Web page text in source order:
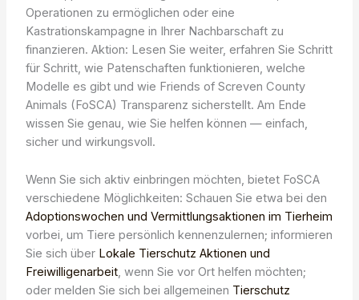
Operationen zu ermöglichen oder eine
Kastrationskampagne in Ihrer Nachbarschaft zu
finanzieren. Aktion: Lesen Sie weiter, erfahren Sie Schritt
für Schritt, wie Patenschaften funktionieren, welche
Modelle es gibt und wie Friends of Screven County
Animals (FoSCA) Transparenz sicherstellt. Am Ende
wissen Sie genau, wie Sie helfen können — einfach,
sicher und wirkungsvoll.
Wenn Sie sich aktiv einbringen möchten, bietet FoSCA
verschiedene Möglichkeiten: Schauen Sie etwa bei den
Adoptionswochen und Vermittlungsaktionen im Tierheim
vorbei, um Tiere persönlich kennenzulernen; informieren
Sie sich über Lokale Tierschutz Aktionen und
Freiwilligenarbeit, wenn Sie vor Ort helfen möchten;
oder melden Sie sich bei allgemeinen Tierschutz